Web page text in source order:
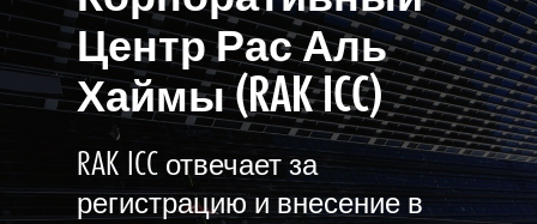
Центр Рас Аль
Хаймы (RAK ICC)
RAK ICC отвечает за
регистрацию и внесение в